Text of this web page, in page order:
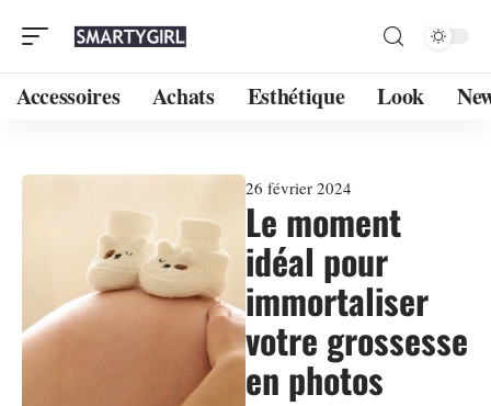
Accessoires Achats Esthétique Look
26 février 2024
Le moment
idéal pour
immortaliser
votre grossesse
en photos